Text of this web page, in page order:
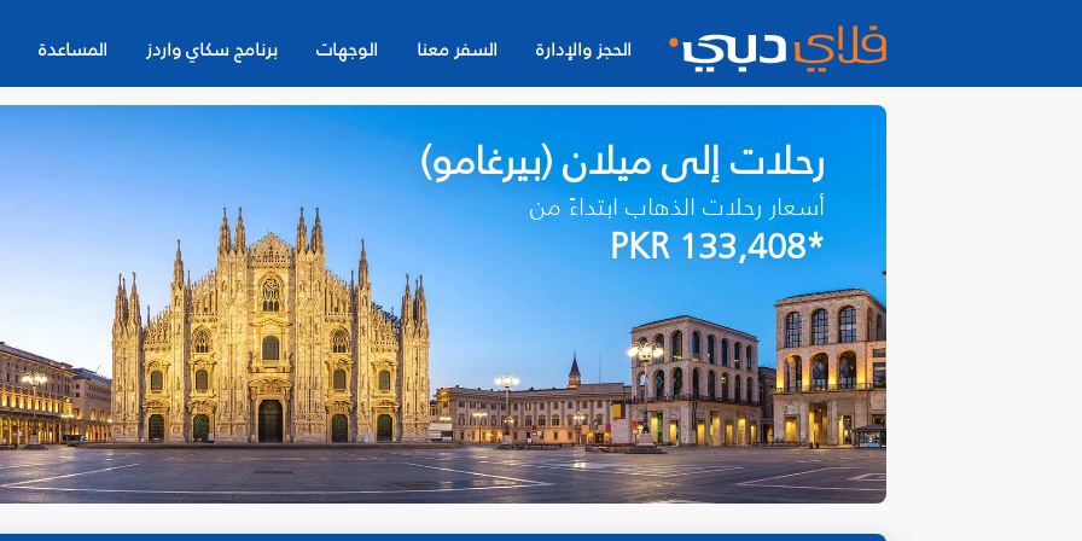
الحجز والإدارة السفر معنا الوجهات برنامج سكاي واردز المساعدة
رحلات إلى ميلان (بيرغامو)
أسعار رحلات الذهاب ابتداءً من
*PKR 133,408